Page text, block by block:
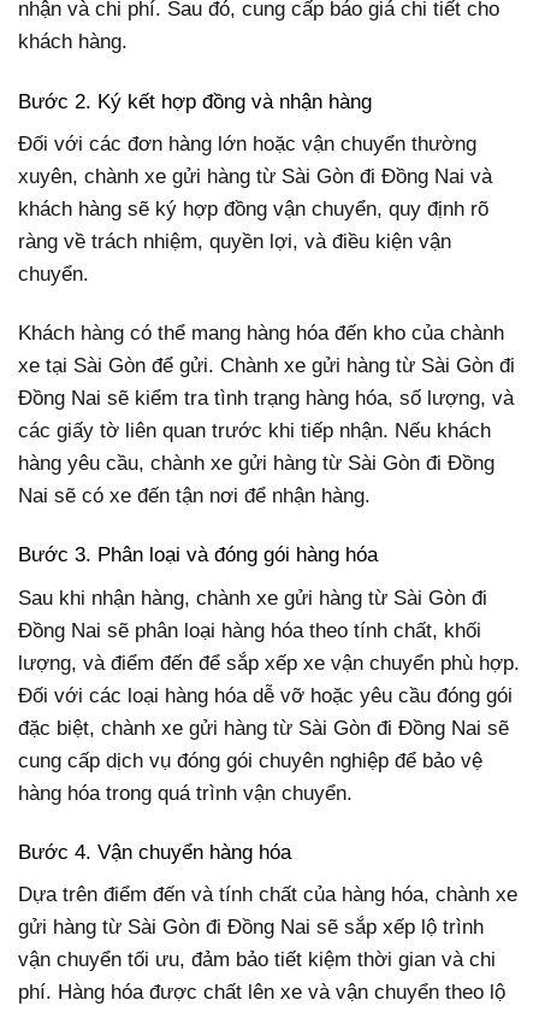
nhận và chi phí. Sau đó, cung cấp báo giá chi tiết cho
khách hàng.
Bước 2. Ký kết hợp đồng và nhận hàng
Đối với các đơn hàng lớn hoặc vận chuyển thường
xuyên, chành xe gửi hàng từ Sài Gòn đi Đồng Nai và
khách hàng sẽ ký hợp đồng vận chuyển, quy định rõ
ràng về trách nhiệm, quyền lợi, và điều kiện vận
chuyển.
Khách hàng có thể mang hàng hóa đến kho của chành
xe tại Sài Gòn để gửi. Chành xe gửi hàng từ Sài Gòn đi
Đồng Nai sẽ kiểm tra tình trạng hàng hóa, số lượng, và
các giấy tờ liên quan trước khi tiếp nhận. Nếu khách
hàng yêu cầu, chành xe gửi hàng từ Sài Gòn đi Đồng
Nai sẽ có xe đến tận nơi để nhận hàng.
Bước 3. Phân loại và đóng gói hàng hóa
Sau khi nhận hàng, chành xe gửi hàng từ Sài Gòn đi
Đồng Nai sẽ phân loại hàng hóa theo tính chất, khối
lượng, và điểm đến để sắp xếp xe vận chuyển phù hợp.
Đối với các loại hàng hóa dễ vỡ hoặc yêu cầu đóng gói
đặc biệt, chành xe gửi hàng từ Sài Gòn đi Đồng Nai sẽ
cung cấp dịch vụ đóng gói chuyên nghiệp để bảo vệ
hàng hóa trong quá trình vận chuyển.
Bước 4. Vận chuyển hàng hóa
Dựa trên điểm đến và tính chất của hàng hóa, chành xe
gửi hàng từ Sài Gòn đi Đồng Nai sẽ sắp xếp lộ trình
vận chuyển tối ưu, đảm bảo tiết kiệm thời gian và chi
phí. Hàng hóa được chất lên xe và vận chuyển theo lộ